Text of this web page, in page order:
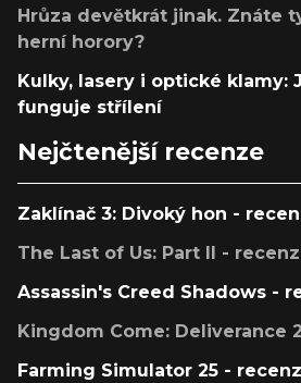
Hrůza devětkrát jinak. Znáte
herní horory?
Kulky, lasery i optické klamy:
funguje střílení
Nejčtenější recenze
Zaklínač 3: Divoký hon -
The Last of Us: Part II -
Assassin's Creed Shadows -
Kingdom Come: Deliverance
Farming Simulator 25 -